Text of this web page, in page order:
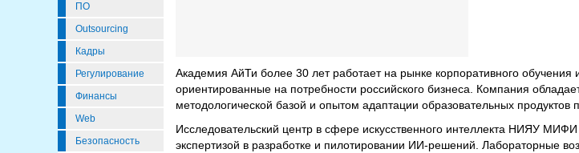
ПО
Outsourcing
Кадры
Регулирование
Финансы
Web
Безопасность
Академия АйТи более 30 лет работает на рынке корпоративного обучения
ориентированные на потребности российского бизнеса. Компания
методологической базой и опытом адаптации образовательных продуктов
Исследовательский центр в сфере искусственного интеллекта НИЯУ
экспертизой в разработке и пилотировании ИИ-решений. Лабораторные